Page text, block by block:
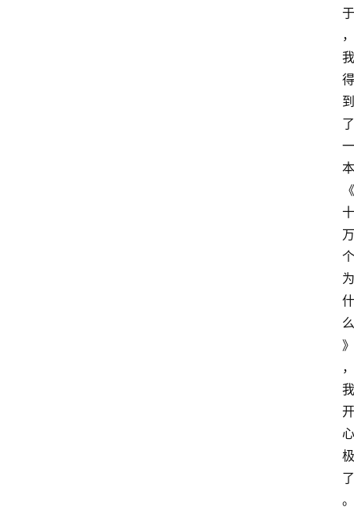
于
，
我
得
到
了
一
本
《
十
万
个
为
什
么
》
，
我
开
心
极
了
。